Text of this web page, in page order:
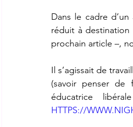
Dans le cadre
réduit à destination
prochain article –,
Il s’agissait de
(savoir penser de
HTTPS://